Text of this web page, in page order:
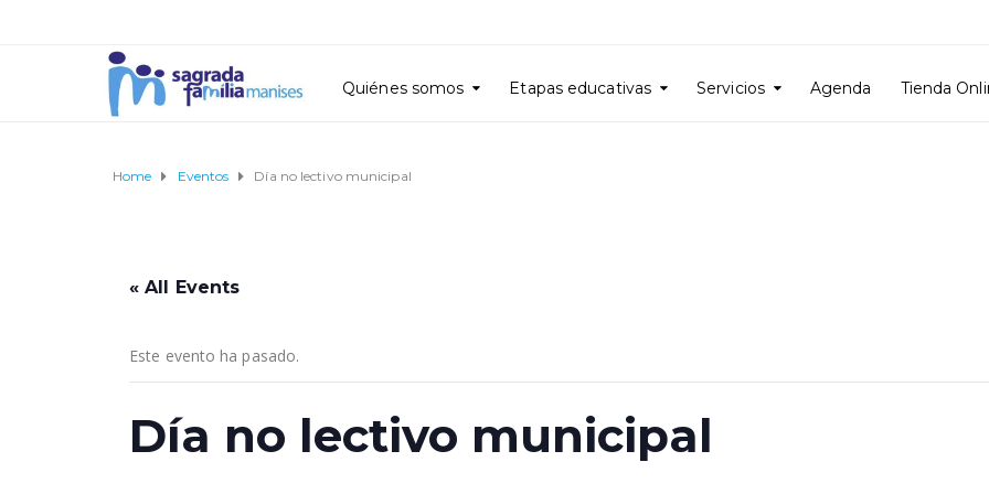
Quiénes somos Etapas educativas Servicios Agenda Tienda
Home Eventos Día no lectivo municipal
« All Events
Este evento ha pasado.
Día no lectivo municipal